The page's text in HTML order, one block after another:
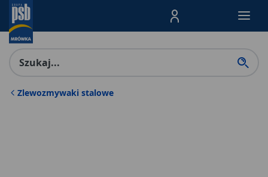
Menu Produktów,
Zlewozmywaki stalowe